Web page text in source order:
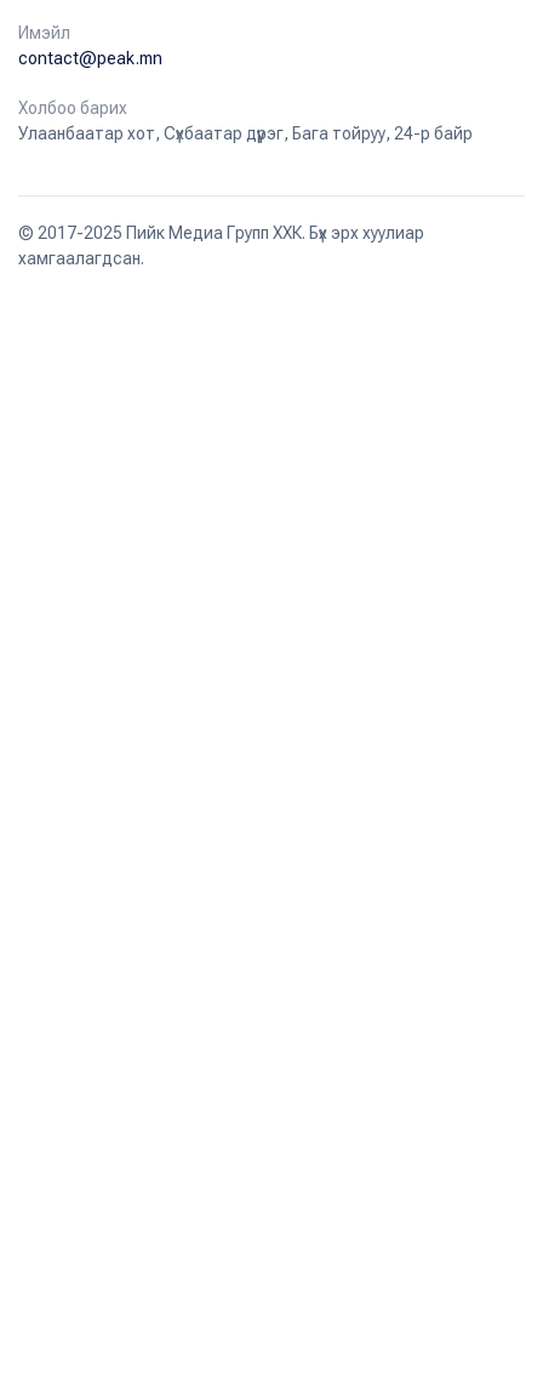
Имэйл
contact@peak.mn
Холбоо барих
Улаанбаатар хот, Сүхбаатар дүүрэг, Бага тойруу, 24-р байр
© 2017-2025 Пийк Медиа Групп ХХК. Бүх эрх хуулиар
хамгаалагдсан.